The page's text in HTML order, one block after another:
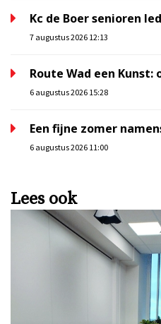
Kc de Boer senioren
7 augustus 2026 12:13
Route Wad een
6 augustus 2026 15:28
Een fijne zomer
6 augustus 2026 11:00
Lees ook